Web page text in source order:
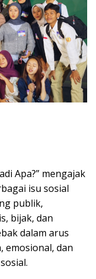
Apa?” mengajak
isu sosial
publik,
bijak, dan
dalam arus
emosional, dan